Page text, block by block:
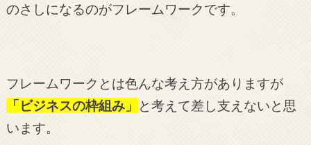
のさしになるのがフレームワークです。
フレームワークとは色んな考え方がありますが
「ビジネスの枠組み」 と考えて差し支えないと思
います。